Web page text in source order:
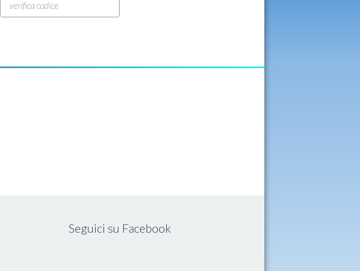
Seguici su Facebook